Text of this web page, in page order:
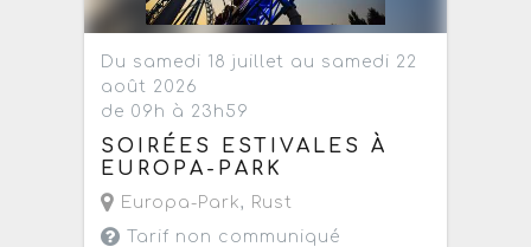
Du samedi 18 juillet au samedi 22
août 2026
de 09h à 23h59
SOIRÉES ESTIVALES À
EUROPA-PARK
Europa-Park, Rust
Tarif non communiqué